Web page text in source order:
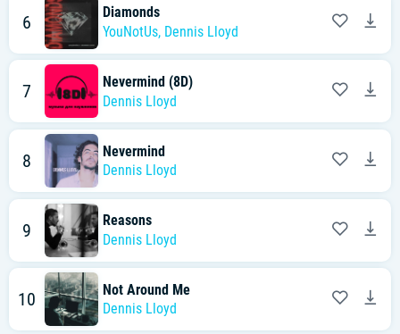
6
Diamonds
YouNotUs, Dennis Lloyd
7
Nevermind (8D)
Dennis Lloyd
8
Nevermind
Dennis Lloyd
9
Reasons
Dennis Lloyd
10
Not Around Me
Dennis Lloyd